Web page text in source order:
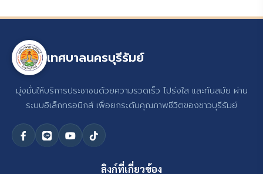
เทศบาลนครบุรีรัมย์
มุ่งมั่นให้บริการประชาชนด้วยความรวดเร็ว โปร่งใส และทันสมัย ผ่าน
ระบบอิเล็กทรอนิกส์ เพื่อยกระดับคุณภาพชีวิตของชาวบุรีรัมย์
ลิงก์ที่เกี่ยวข้อง